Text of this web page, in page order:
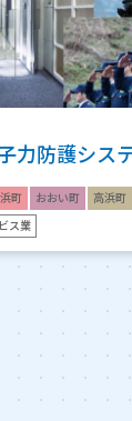
力防護シス
町 おおい町 高浜町
ス業